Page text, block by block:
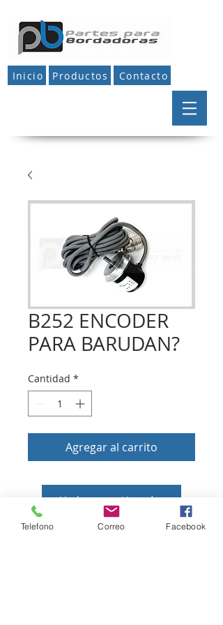
Inicio Productos Contacto
B252 ENCODER
PARA BARUDAN?
Cantidad *
Agregar al carrito
Volver a tienda
Telefono Correo Facebook